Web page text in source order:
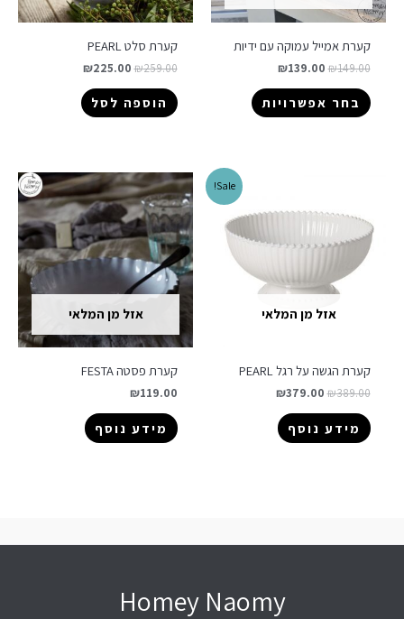
קערת אמייל עמוקה עם ידיות
₪149.00
₪139.00
בחר אפשרויות
קערת סלט PEARL
₪259.00
₪225.00
הוספה לסל
Sale!
אזל מן המלאי
קערת הגשה על רגל PEARL
₪389.00
₪379.00
מידע נוסף
אזל מן המלאי
קערת פסטה FESTA
₪119.00
מידע נוסף
Homey Naomy